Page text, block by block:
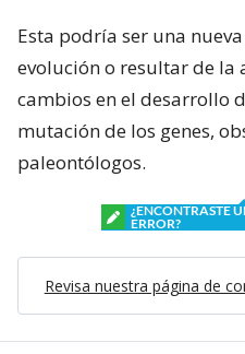
Esta podría ser una
evolución o resultar de
cambios en el desarrollo
mutación de los genes,
paleontólogos.
¿ENCONTRASTE
ERROR?
Revisa nuestra página de